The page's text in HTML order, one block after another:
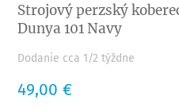
Strojový perzský
Dunya 101 Navy
Dodanie cca 1/2 týždne
Cena
49,00 €